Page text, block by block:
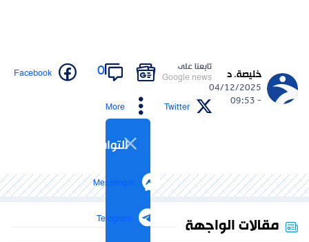
خليصة. د
04/12/2025
- 09:53
تابعنا على
Google news
0
Facebook
Twitter
More
التواصل الاجتماعي
Messenger
Telegram مقالات الواجهة